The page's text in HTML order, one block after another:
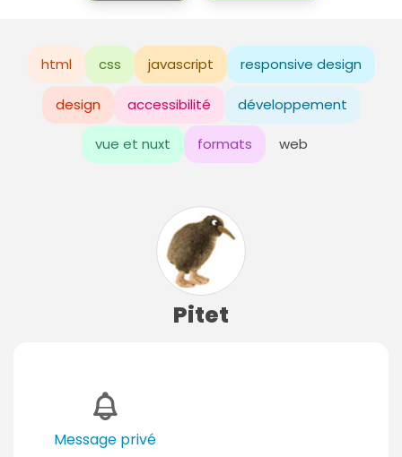
html css javascript responsive design
design accessibilité développement
vue et nuxt formats web
Pitet
Message privé